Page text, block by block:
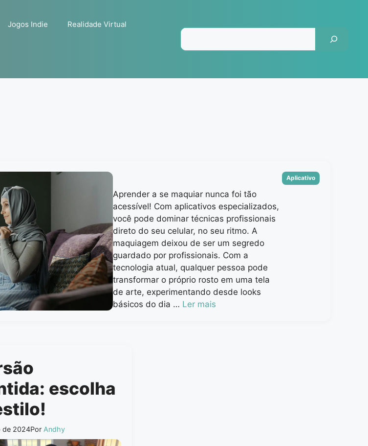
Jogos Indie Realidade Virtual
Aprender a se maquiar nunca foi tão
acessível! Com aplicativos especializados,
você pode dominar técnicas profissionais
direto do seu celular, no seu ritmo. A
maquiagem deixou de ser um segredo
guardado por profissionais. Com a
tecnologia atual, qualquer pessoa pode
transformar o próprio rosto em uma tela
de arte, experimentando desde looks
básicos do dia … Ler mais
Categorias
Aplicativo
escolha
de 2024Por Andhy